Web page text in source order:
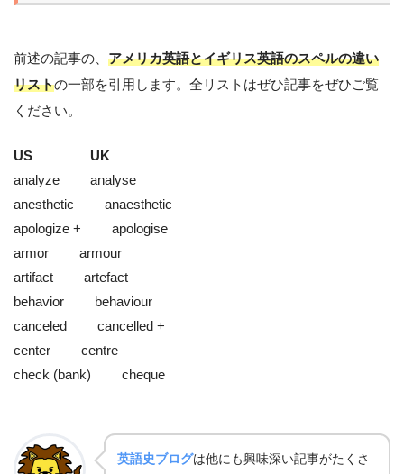
前述の記事の、 アメリカ英語とイギリス英語のスペルの違い
リストの一部を引用します。全リストはぜひ記事をぜひご覧
ください。
US UK
analyze analyse
anesthetic anaesthetic
apologize + apologise
armor armour
artifact artefact
behavior behaviour
canceled cancelled +
center centre
check (bank) cheque
英語史ブログは他にも興味深い記事がたくさ